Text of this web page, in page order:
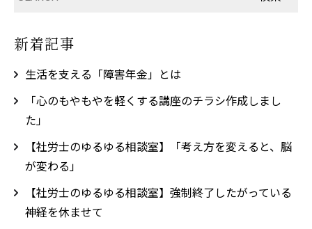
新着記事
生活を支える「障害年金」とは
「心のもやもやを軽くする講座のチラシ作成しまし
た」
【社労士のゆるゆる相談室】「考え方を変えると、脳
が変わる」
【社労士のゆるゆる相談室】強制終了したがっている
神経を休ませて